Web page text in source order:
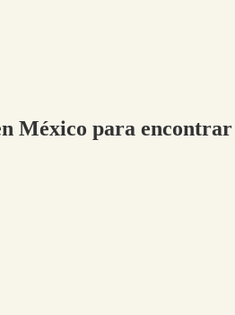
México para